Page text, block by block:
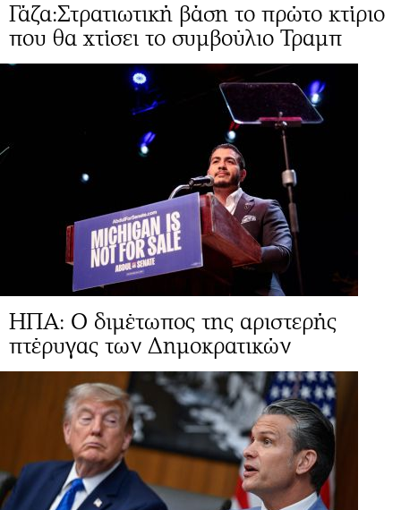
Γάζα:Στρατιωτική βάση το πρώτο κτίριο
που θα χτίσει το συμβούλιο Τραμπ
ΗΠΑ: Ο διμέτωπος της αριστερής
πτέρυγας των Δημοκρατικών